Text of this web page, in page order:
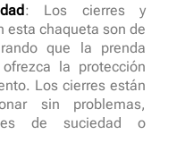
: Los cierres y
esta chaqueta son de
que la prenda
la protección
Los cierres están
sin problemas,
de suciedad o